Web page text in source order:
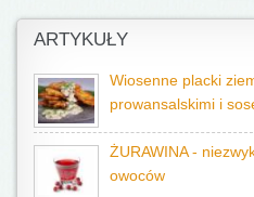
ARTYKUŁY
Wiosenne placki
prowansalskimi i
ŻURAWINA -
owoców